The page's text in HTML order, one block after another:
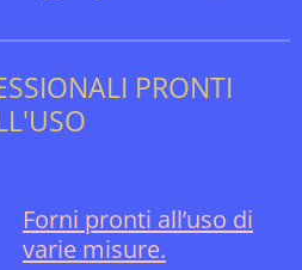
PRONTI
Forni pronti all’uso di
varie misure.